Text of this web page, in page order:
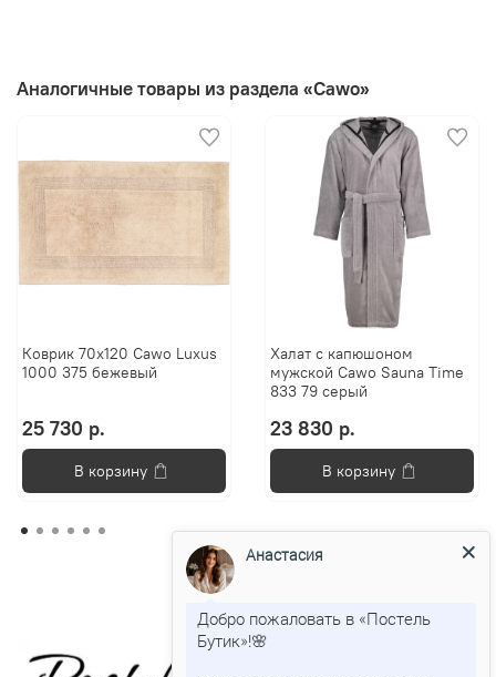
Аналогичные товары из раздела «Cawo»
Коврик 70х120 Cawo Luxus
1000 375 бежевый
25 730 р.
В корзину
Халат с капюшоном
мужской Cawo Sauna Time
833 79 серый
23 830 р.
В корзину
Анастасия
Добро пожаловать в «Постель
Бутик»!🌸